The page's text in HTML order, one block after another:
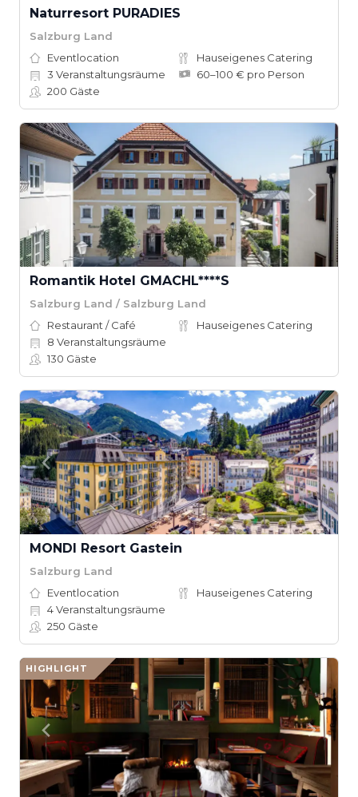
Naturresort PURADIES
Salzburg Land
Eventlocation
Hauseigenes Catering
3 Veranstaltungsräume
60–100 € pro Person
200 Gäste
Romantik Hotel GMACHL****S
Salzburg Land / Salzburg Land
Restaurant / Café
Hauseigenes Catering
8 Veranstaltungsräume
130 Gäste
MONDI Resort Gastein
Salzburg Land
Eventlocation
Hauseigenes Catering
4Veranstaltungsräume
250 Gäste
HIGHLIGHT